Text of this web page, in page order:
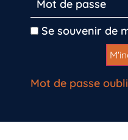
Se souvenir de
Mot de passe